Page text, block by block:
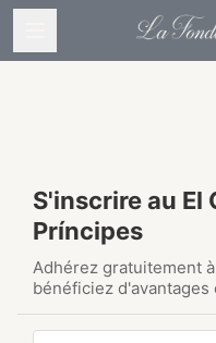
S'inscrire au El
Príncipes
Adhérez gratuitement
bénéficiez d'avantages